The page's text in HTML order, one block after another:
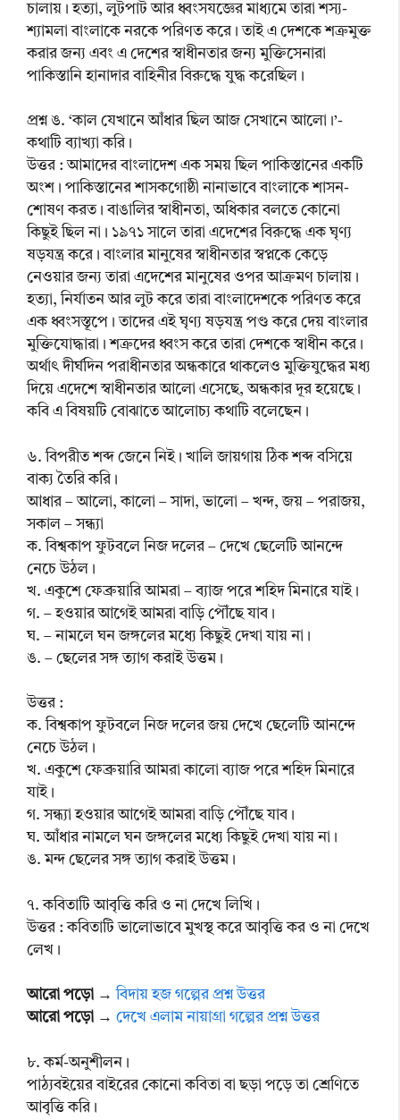
চালায়। হত্যা, লুটপাট আর ধ্বংসযজ্ঞের মাধ্যমে তারা শস্য-
শ্যামলা বাংলাকে নরকে পরিণত করে। তাই এ দেশকে শত্রুমুক্ত
করার জন্য এবং এ দেশের স্বাধীনতার জন্য মুক্তিসেনারা
পাকিস্তানি হানাদার বাহিনীর বিরুদ্ধে যুদ্ধ করেছিল।
প্রশ্ন ঙ. ‘কাল যেখানে আঁধার ছিল আজ সেখানে আলো।’-
কথাটি ব্যাখ্যা করি।
উত্তর : আমাদের বাংলাদেশ এক সময় ছিল পাকিস্তানের একটি
অংশ। পাকিস্তানের শাসকগোষ্ঠী নানাভাবে বাংলাকে শাসন-
শোষণ করত। বাঙালির স্বাধীনতা, অধিকার বলতে কোনো
কিছুই ছিল না। ১৯৭১ সালে তারা এদেশের বিরুদ্ধে এক ঘৃণ্য
ষড়যন্ত্র করে। বাংলার মানুষের স্বাধীনতার স্বপ্নকে কেড়ে
নেওয়ার জন্য তারা এদেশের মানুষের ওপর আক্রমণ চালায়।
হত্যা, নির্যাতন আর লুট করে তারা বাংলাদেশকে পরিণত করে
এক ধ্বংসস্তূপে। তাদের এই ঘৃণ্য ষড়যন্ত্র পণ্ড করে দেয় বাংলার
মুক্তিযোদ্ধারা। শত্রুদের ধ্বংস করে তারা দেশকে স্বাধীন করে।
অর্থাৎ দীর্ঘদিন পরাধীনতার অন্ধকারে থাকলেও মুক্তিযুদ্ধের মধ্য
দিয়ে এদেশে স্বাধীনতার আলো এসেছে, অন্ধকার দূর হয়েছে।
কবি এ বিষয়টি বোঝাতে আলোচ্য কথাটি বলেছেন।
৬. বিপরীত শব্দ জেনে নিই। খালি জায়গায় ঠিক শব্দ বসিয়ে
বাক্য তৈরি করি।
আধার – আলো, কালো – সাদা, ভালো – খন্দ, জয় – পরাজয়,
সকাল – সন্ধ্যা
ক. বিশ্বকাপ ফুটবলে নিজ দলের – দেখে ছেলেটি আনন্দে
নেচে উঠল।
খ. একুশে ফেব্রুয়ারি আমরা – ব্যাজ পরে শহিদ মিনারে যাই।
গ. – হওয়ার আগেই আমরা বাড়ি পৌঁছে যাব।
ঘ. – নামলে ঘন জঙ্গলের মধ্যে কিছুই দেখা যায় না।
ঙ. – ছেলের সঙ্গ ত্যাগ করাই উত্তম।
উত্তর :
ক. বিশ্বকাপ ফুটবলে নিজ দলের জয় দেখে ছেলেটি আনন্দে
নেচে উঠল।
খ. একুশে ফেব্রুয়ারি আমরা কালো ব্যাজ পরে শহিদ মিনারে
যাই।
গ. সন্ধ্যা হওয়ার আগেই আমরা বাড়ি পৌঁছে যাব।
ঘ. আঁধার নামলে ঘন জঙ্গলের মধ্যে কিছুই দেখা যায় না।
ঙ. মন্দ ছেলের সঙ্গ ত্যাগ করাই উত্তম।
৭. কবিতাটি আবৃত্তি করি ও না দেখে লিখি।
উত্তর : কবিতাটি ভালোভাবে মুখস্থ করে আবৃত্তি কর ও না দেখে
লেখ।
আরো পড়ো →বিদায় হজ গল্পের প্রশ্ন উত্তর
আরো পড়ো → দেখে এলাম নায়াগ্রা গল্পের প্রশ্ন উত্তর
৮. কর্ম-অনুশীলন।
পাঠ্যবইয়ের বাইরের কোনো কবিতা বা ছড়া পড়ে তা শ্রেণিতে
আবৃত্তি করি।